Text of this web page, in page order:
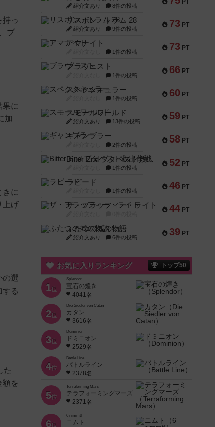
っ
プ
に
加
に
上げ
選
る
た
を
PT
紹介文あり 8件の投稿
73 PT
リスボン・トラム 28
紹介文あり 9件の投稿
73 PT
アマナイト
1件の投稿
66 PT
ブラヴェスト
1件の投稿
60 PT
スペクタキュラー
1件の投稿
59 PT
スモールワールド
紹介文あり 13件の投稿
58 PT
ギャンブラー
2件の投稿
52 PT
Bitter End ブタペスト救出作戦
1件の投稿
46 PT
ラピード
1件の投稿
44 PT
ザ・フラッフィー・ライト
39 PT
ふたつの城の物語
紹介文あり 6件の投稿
お気に入りランキング トップ50
1位
Splendor
宝石の煌き
4041名
2位
Die Siedler von Catan
カタン
3616名
3位
Dominion
ドミニオン
2529名
4位
Battle Line
バトルライン
2378名
5位
Terraforming Mars
テラフォーミングマーズ
2371名
6位
6 nimmt!
ニムト